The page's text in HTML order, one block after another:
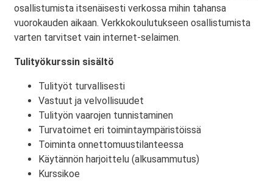
osallistumista itsenäisesti verkossa mihin tahansa
vuorokauden aikaan. Verkkokoulutukseen osallistumista
varten tarvitset vain internet-selaimen.
Tulityökurssin sisältö
Tulityöt turvallisesti
Vastuut ja velvollisuudet
Tulityön vaarojen tunnistaminen
Turvatoimet eri toimintaympäristöissä
Toiminta onnettomuustilanteessa
Käytännön harjoittelu (alkusammutus)
Kurssikoe